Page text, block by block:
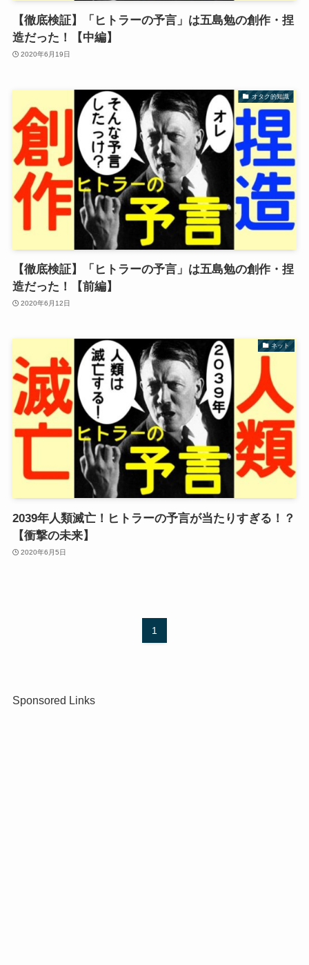
【徹底検証】「ヒトラーの予言」は五島勉の創作・捏
造だった！【中編】
2020年6月19日
オタク的知識
【徹底検証】「ヒトラーの予言」は五島勉の創作・捏
造だった！【前編】
2020年6月12日
ネット
2039年人類滅亡！ヒトラーの予言が当たりすぎる！？
【衝撃の未来】
2020年6月5日
1
Sponsored Links